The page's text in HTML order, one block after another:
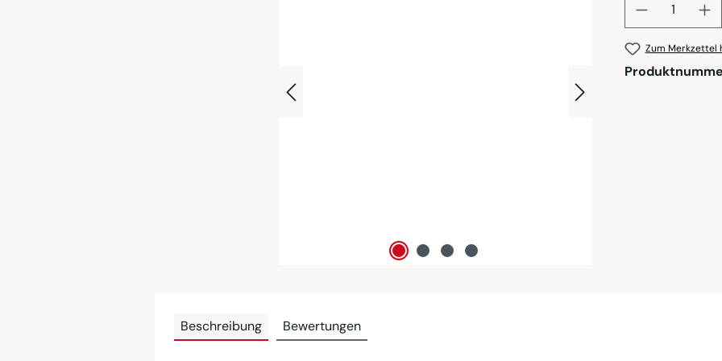
Zum Merkzettel
Beschreibung Bewertungen